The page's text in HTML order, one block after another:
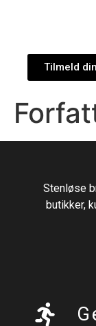
Tilmeld
Stenløse
butikker,